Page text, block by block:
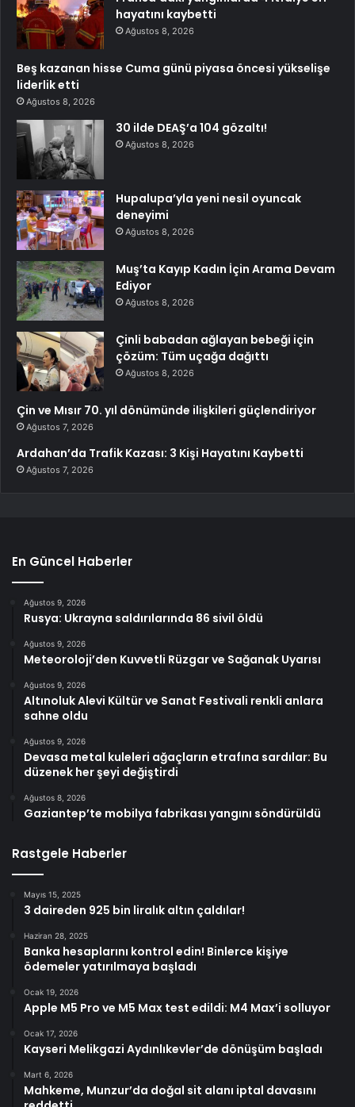
hayatını kaybetti
Ağustos 8, 2026
Beş kazanan hisse Cuma günü piyasa öncesi yükselişe
liderlik etti
Ağustos 8, 2026
30 ilde DEAŞ’a 104 gözaltı!
Ağustos 8, 2026
Hupalupa’yla yeni nesil oyuncak
deneyimi
Ağustos 8, 2026
Muş’ta Kayıp Kadın İçin Arama Devam
Ediyor
Ağustos 8, 2026
Çinli babadan ağlayan bebeği için
çözüm: Tüm uçağa dağıttı
Ağustos 8, 2026
Çin ve Mısır 70. yıl dönümünde ilişkileri güçlendiriyor
Ağustos 7, 2026
Ardahan’da Trafik Kazası: 3 Kişi Hayatını Kaybetti
Ağustos 7, 2026
En Güncel Haberler
Ağustos 9, 2026
Rusya: Ukrayna saldırılarında 86 sivil öldü
Ağustos 9, 2026
Meteoroloji’den Kuvvetli Rüzgar ve Sağanak Uyarısı
Ağustos 9, 2026
Altınoluk Alevi Kültür ve Sanat Festivali renkli anlara
sahne oldu
Ağustos 9, 2026
Devasa metal kuleleri ağaçların etrafına sardılar: Bu
düzenek her şeyi değiştirdi
Ağustos 8, 2026
Gaziantep’te mobilya fabrikası yangını söndürüldü
Rastgele Haberler
Mayıs 15, 2025
3 daireden 925 bin liralık altın çaldılar!
Haziran 28, 2025
Banka hesaplarını kontrol edin! Binlerce kişiye
ödemeler yatırılmaya başladı
Ocak 19, 2026
Apple M5 Pro ve M5 Max test edildi: M4 Max’i solluyor
Ocak 17, 2026
Kayseri Melikgazi Aydınlıkevler’de dönüşüm başladı
Mart 6, 2026
Mahkeme, Munzur’da doğal sit alanı iptal davasını